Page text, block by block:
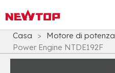
Casa > Motore di potenza
Power Engine NTDE192F